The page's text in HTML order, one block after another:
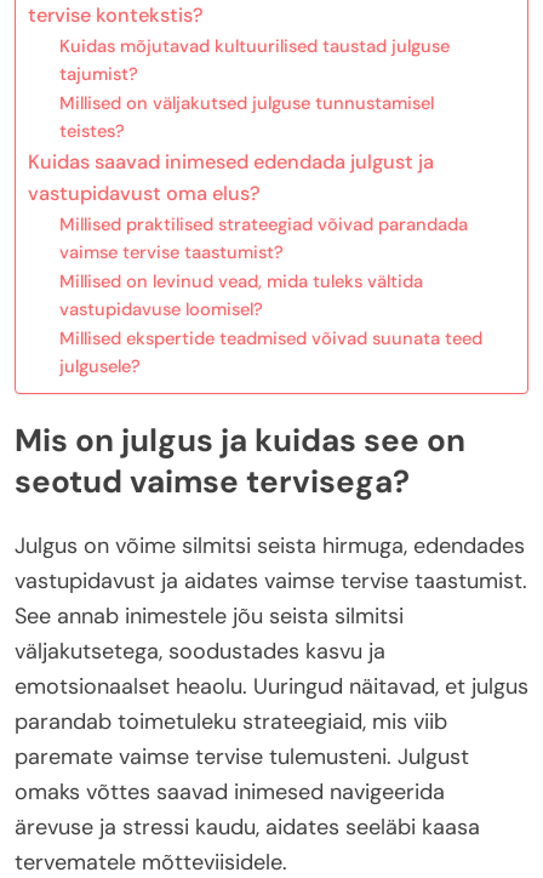
tervise kontekstis?
Kuidas mõjutavad kultuurilised taustad julguse
tajumist?
Millised on väljakutsed julguse tunnustamisel
teistes?
Kuidas saavad inimesed edendada julgust ja
vastupidavust oma elus?
Millised praktilised strateegiad võivad parandada
vaimse tervise taastumist?
Millised on levinud vead, mida tuleks vältida
vastupidavuse loomisel?
Millised ekspertide teadmised võivad suunata teed
julgusele?
Mis on julgus ja kuidas see on
seotud vaimse tervisega?
Julgus on võime silmitsi seista hirmuga, edendades
vastupidavust ja aidates vaimse tervise taastumist.
See annab inimestele jõu seista silmitsi
väljakutsetega, soodustades kasvu ja
emotsionaalset heaolu. Uuringud näitavad, et julgus
parandab toimetuleku strateegiaid, mis viib
paremate vaimse tervise tulemusteni. Julgust
omaks võttes saavad inimesed navigeerida
ärevuse ja stressi kaudu, aidates seeläbi kaasa
tervematele mõtteviisidele.